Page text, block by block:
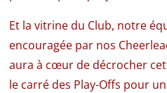
Et la vitrine du Club, notre
encouragée par nos
aura à cœur de décrocher
le carré des Play-Offs pour